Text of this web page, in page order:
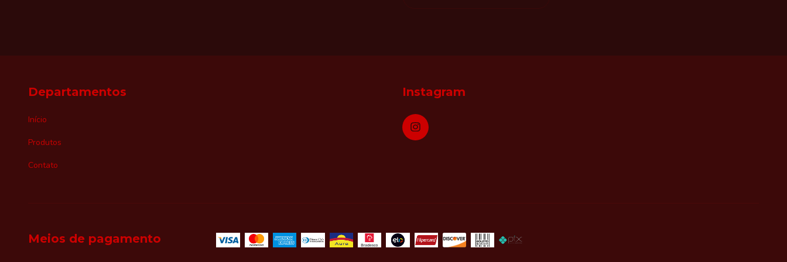
Departamentos
Início
Produtos
Contato
Instagram
Meios de pagamento